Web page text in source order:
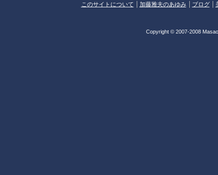
このサイトについて 加藤雅夫のあゆみ ブログ
Copyright © 2007-2008